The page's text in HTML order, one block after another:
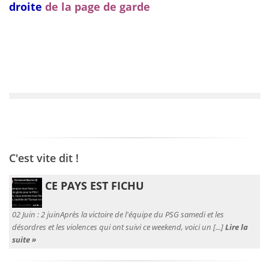
droite de la page de garde
C'est vite dit !
CE PAYS EST FICHU
02 Juin :2 juinAprès la victoire de l'équipe du PSG samedi et les
désordres et les violences qui ont suivi ce weekend, voici un [...]Lire la
suite »